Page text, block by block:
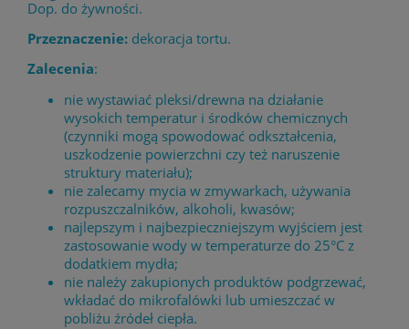
Dop. do żywności.
Przeznaczenie: dekoracja tortu.
Zalecenia:
nie wystawiać pleksi/drewna na działanie
wysokich temperatur i środków chemicznych
(czynniki mogą spowodować odkształcenia,
uszkodzenie powierzchni czy też naruszenie
struktury materiału);
nie zalecamy mycia w zmywarkach, używania
rozpuszczalników, alkoholi, kwasów;
najlepszym i najbezpieczniejszym wyjściem jest
zastosowanie wody w temperaturze do 25°C z
dodatkiem mydła;
nie należy zakupionych produktów podgrzewać,
wkładać do mikrofalówki lub umieszczać w
pobliżu źródeł ciepła.